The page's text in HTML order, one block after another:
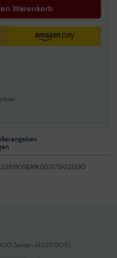
Warenkorb
EAN:5031713031390
Seiten (43381905)